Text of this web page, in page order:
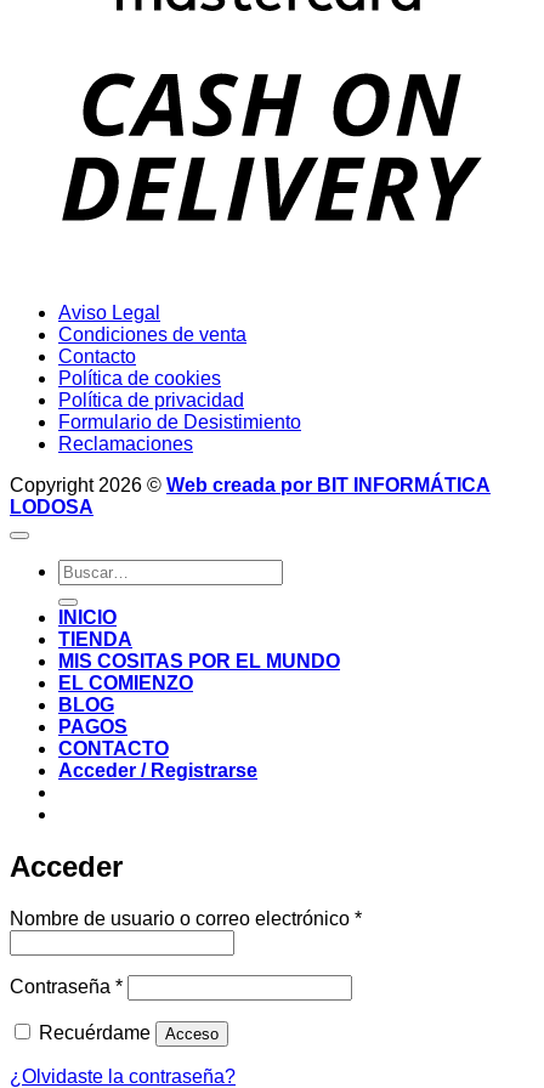
Aviso Legal
Condiciones de venta
Contacto
Política de cookies
Política de privacidad
Formulario de Desistimiento
Reclamaciones
Copyright 2026 © Web creada por BIT INFORMÁTICA
LODOSA
Buscar
por:
INICIO
TIENDA
MIS COSITAS POR EL MUNDO
EL COMIENZO
BLOG
PAGOS
CONTACTO
Acceder / Registrarse
Acceder
Nombre de usuario o correo electrónico *Obligatorio
Contraseña *Obligatorio
Recuérdame Acceso
¿Olvidaste la contraseña?